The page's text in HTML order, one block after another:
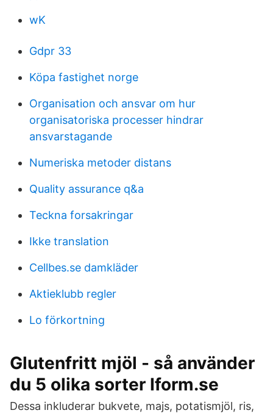
wK
Gdpr 33
Köpa fastighet norge
Organisation och ansvar om hur
organisatoriska processer hindrar
ansvarstagande
Numeriska metoder distans
Quality assurance q&a
Teckna forsakringar
Ikke translation
Cellbes.se damkläder
Aktieklubb regler
Lo förkortning
Glutenfritt mjöl - så använder
du 5 olika sorter Iform.se
Dessa inkluderar bukvete, majs, potatismjöl, ris,